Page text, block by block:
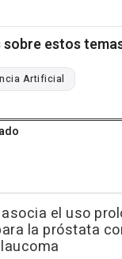
estos
Artificial
el uso
la próstata